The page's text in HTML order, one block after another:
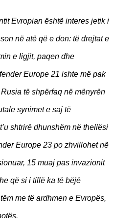
Evropian është interes jetik i
në atë që e don: të drejtat e
e ligjit, paqen dhe
Europe 21 ishte më pak
të shpërfaq në mënyrën
synimet e saj të
shtrirë dhunshëm në thellësi
Europe 23 po zhvillohet në
15 muaj pas invazionit
që si i tillë ka të bëjë
me të ardhmen e Evropës,